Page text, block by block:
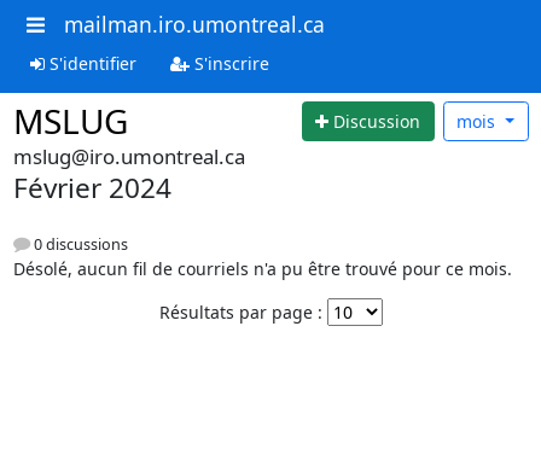
mailman.iro.umontreal.ca
S'identifier S'inscrire
MSLUG Discussion mois
mslug@iro.umontreal.ca
Février 2024
0 discussions
Désolé, aucun fil de courriels n'a pu être trouvé pour ce mois.
Résultats par page :